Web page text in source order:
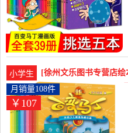
小学生
[徐州文乐图书专营店
变马丁漫画书全集月销
￥107
月销量108件